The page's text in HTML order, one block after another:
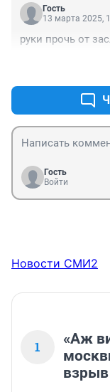
Гость
13 марта 2025,
руки прочь от
Гость
Войти
Новости СМИ2
1
«Аж
взрыв